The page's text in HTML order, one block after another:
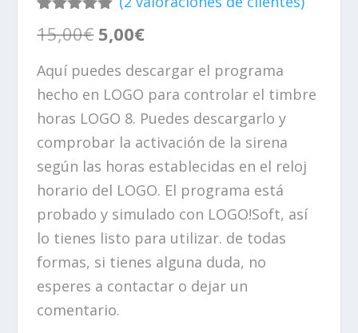
con5.00de
a
valoracione
s de
15,00€ E
p
r
e
c
i
o
o
r
i
g
i
n
a
l
e
5,00€E
p
e
c
i
o
a
c
t
u
a
l
e
s
Aquí puedes descargar el programa
hecho en LOGO para controlar el timbre
horas LOGO 8. Puedes descargarlo y
comprobar la activación de la sirena
según las horas establecidas en el reloj
horario del LOGO. El programa está
probado y simulado con LOGO!Soft, así
lo tienes listo para utilizar. de todas
formas, si tienes alguna duda, no
esperes a contactar o dejar un
comentario.